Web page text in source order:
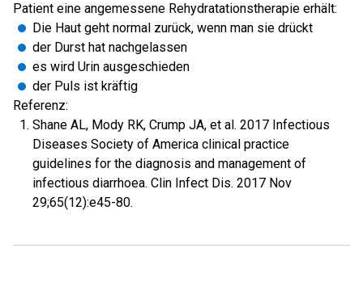
Patient eine angemessene Rehydratationstherapie erhält:
Die Haut geht normal zurück, wenn man sie drückt
der Durst hat nachgelassen
es wird Urin ausgeschieden
der Puls ist kräftig
Referenz:
Shane AL, Mody RK, Crump JA, et al. 2017 Infectious
Diseases Society of America clinical practice
guidelines for the diagnosis and management of
infectious diarrhoea. Clin Infect Dis. 2017 Nov
29;65(12):e45-80.